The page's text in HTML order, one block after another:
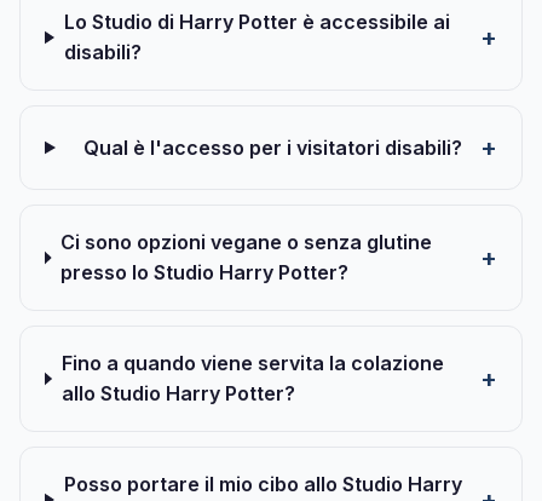
Lo Studio di Harry Potter è accessibile ai
disabili?
Qual è l'accesso per i visitatori disabili?
Ci sono opzioni vegane o senza glutine
presso lo Studio Harry Potter?
Fino a quando viene servita la colazione
allo Studio Harry Potter?
Posso portare il mio cibo allo Studio Harry